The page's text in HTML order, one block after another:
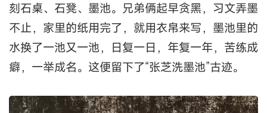
刻石桌、石凳、墨池。兄弟俩起早贪黑，习文弄墨
不止，家里的纸用完了，就用衣帛来写，墨池里的
水换了一池又一池，日复一日，年复一年，苦练成
癖，一举成名。这便留下了“张芝洗墨池”古迹。